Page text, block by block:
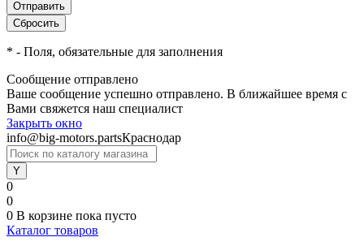
* - Поля, обязательные для заполнения
Сообщение отправлено
Ваше сообщение успешно отправлено. В ближайшее время с
Вами свяжется наш специалист
Закрыть окно
info@big-motors.partsКраснодар
0
0
0 В корзине пока пусто
Каталог товаров